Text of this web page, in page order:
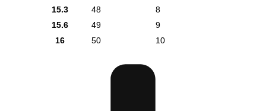
15.3
48
8
15.6
49
9
16
50 10